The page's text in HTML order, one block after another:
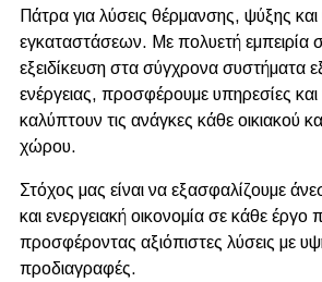
Πάτρα για λύσεις θέρμανσης, ψύξης
εγκαταστάσεων. Με πολυετή εμπειρία
εξειδίκευση στα σύγχρονα συστήματα
ενέργειας, προσφέρουμε υπηρεσίες
καλύπτουν τις ανάγκες κάθε οικιακού
χώρου.
Στόχος μας είναι να εξασφαλίζουμε
και ενεργειακή οικονομία σε κάθε
προσφέροντας αξιόπιστες λύσεις με
προδιαγραφές.